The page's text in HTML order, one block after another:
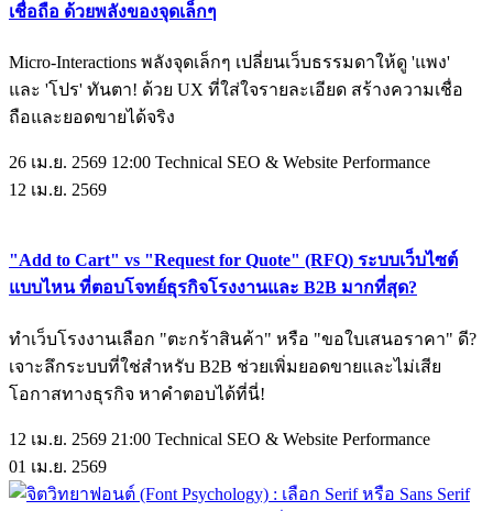
เชื่อถือ ด้วยพลังของจุดเล็กๆ
Micro-Interactions พลังจุดเล็กๆ เปลี่ยนเว็บธรรมดาให้ดู 'แพง'
และ 'โปร' ทันตา! ด้วย UX ที่ใส่ใจรายละเอียด สร้างความเชื่อ
ถือและยอดขายได้จริง
26 เม.ย. 2569 12:00 Technical SEO & Website Performance
12 เม.ย. 2569
"Add to Cart" vs "Request for Quote" (RFQ) ระบบเว็บไซต์
แบบไหน ที่ตอบโจทย์ธุรกิจโรงงานและ B2B มากที่สุด?
ทำเว็บโรงงานเลือก "ตะกร้าสินค้า" หรือ "ขอใบเสนอราคา" ดี?
เจาะลึกระบบที่ใช่สำหรับ B2B ช่วยเพิ่มยอดขายและไม่เสีย
โอกาสทางธุรกิจ หาคำตอบได้ที่นี่!
12 เม.ย. 2569 21:00 Technical SEO & Website Performance
01 เม.ย. 2569